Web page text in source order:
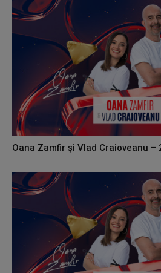
Oana Zamfir și Vlad Craioveanu –